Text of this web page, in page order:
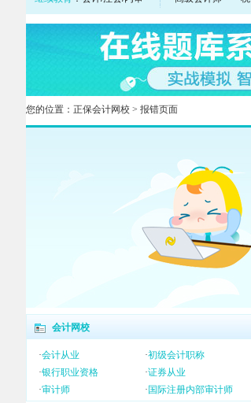
您的位置： 正保会计网校 > 报错页面
会计网校
·会计从业 ·初级会计职称
·银行职业资格 ·证券从业
·审计师 · 国际注册内部审计师